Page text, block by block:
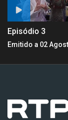
Episódio 3
Emitido a 02